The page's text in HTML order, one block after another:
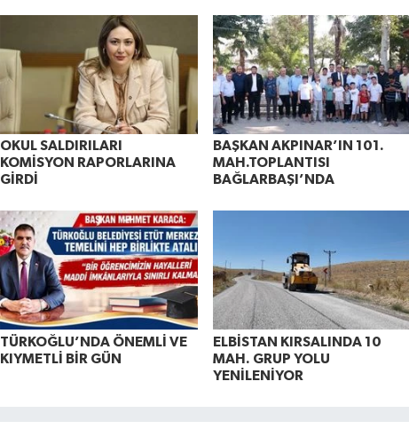
OKUL SALDIRILARI
KOMİSYON RAPORLARINA
GİRDİ
BAŞKAN AKPINAR’IN 101.
MAH.TOPLANTISI
BAĞLARBAŞI’NDA
TÜRKOĞLU’NDA ÖNEMLİ VE
KIYMETLİ BİR GÜN
ELBİSTAN KIRSALINDA 10
MAH. GRUP YOLU
YENİLENİYOR